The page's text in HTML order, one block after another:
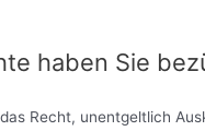
haben Sie
Recht, unentgeltlich